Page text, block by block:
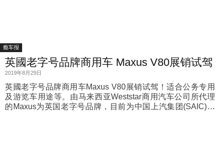
瘾车报
英國老字号品牌商用车 Maxus V80展销试驾
2019年8月29日
英國老字号品牌商用车Maxus V80展销试驾！适合公务专用
及游览车用途等。由马来西亚Weststar商用汽车公司所代理
的Maxus为英国老字号品牌，目前为中国上汽集团(SAIC)所